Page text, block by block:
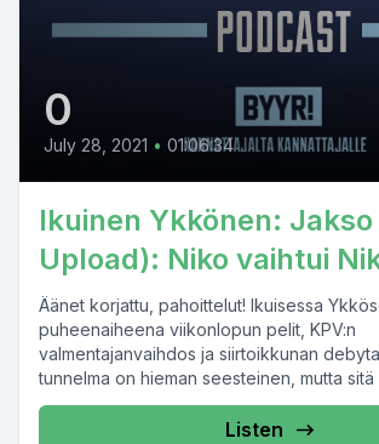
0
July 28, 2021 • 01:06:34
Ikuinen Ykkönen:
Upload): Niko vaihtui
Äänet korjattu, pahoittelut! Ikuisessa
puheenaiheena viikonlopun pelit, KPV:n
valmentajanvaihdos ja siirtoikkunan
tunnelma on hieman seesteinen, mutta
helteen keskellä...
Listen